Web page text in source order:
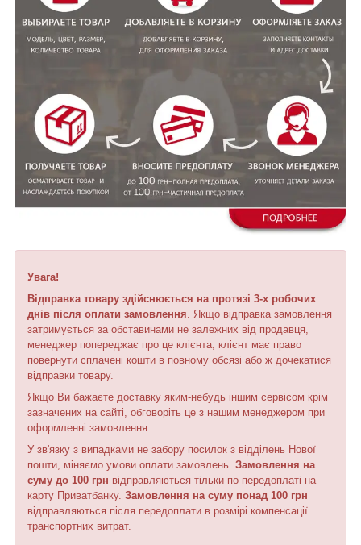
Увага!
Відправка товару здійснюється на протязі 3-х робочих
днів після оплати замовлення. Якщо відправка замовлення
затримується за обставинами не залежних від продавця,
менеджер попереджає про це клієнта, клієнт має право
повернути сплачені кошти в повному обсязі або ж дочекатися
відправки товару.
Якщо Ви бажаєте доставку яким-небудь іншим сервісом крім
зазначених на сайті, обговоріть це з нашим менеджером при
оформленні замовлення.
У зв'язку з випадками не забору посилок з відділень Нової
пошти, міняємо умови оплати замовлень. Замовлення на
суму до 100 грн відправляються тільки по передоплаті на
карту Приватбанку. Замовлення на суму понад 100 грн
відправляються після передоплати в розмірі компенсації
транспортних витрат.